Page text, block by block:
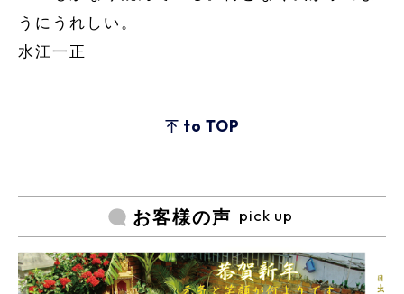
うにうれしい。
水江一正
to TOP
お客様の声 pick up